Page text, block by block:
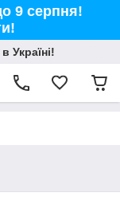
9 серпня!
Україні!